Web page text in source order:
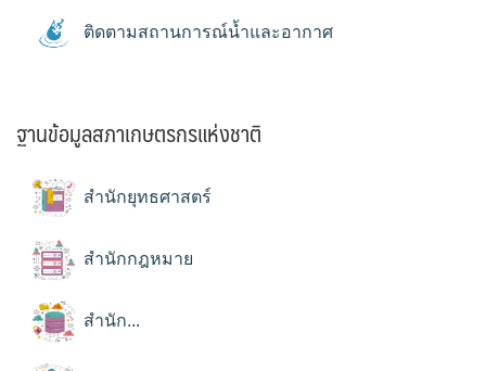
ติดตามสถานการณ์น้ำและอากาศ
ฐานข้อมูลสภาเกษตรกรแห่งชาติ
สำนักยุทธศาสตร์
สำนักกฎหมาย
สำนัก...